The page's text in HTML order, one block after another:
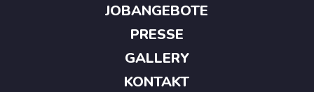
JOBANGEBOTE
PRESSE
GALLERY
KONTAKT